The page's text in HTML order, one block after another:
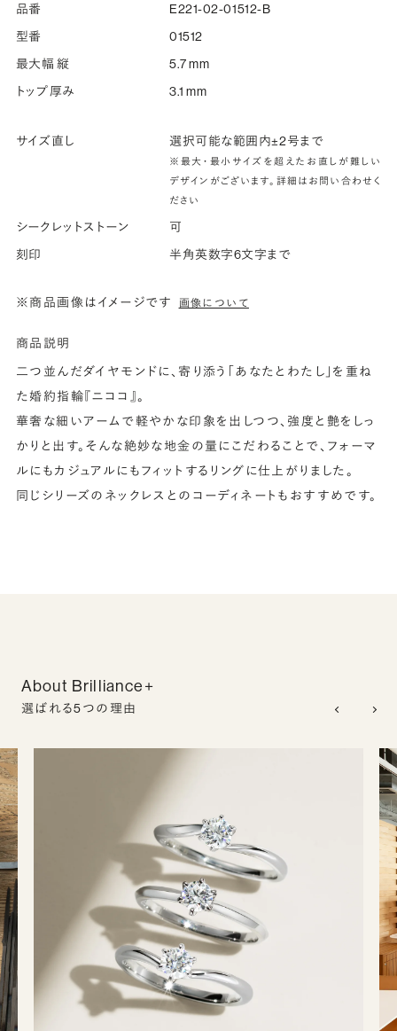
品番
E221-02-01512-B
型番
01512
最大幅 縦
5.7 mm
トップ厚み
3.1 mm
サイズ直し 選択可能な範囲内±2号まで
※最大・最小サイズを超えたお直しが難しい
デザインがございます。詳細はお問い合わせく
ださい
シークレットストーン
可
刻印
半角英数字6文字まで
※商品画像はイメージです 画像について
商品説明
二つ並んだダイヤモンドに、寄り添う「あなたとわたし」を重ね
た婚約指輪『ニココ』。
華奢な細いアームで軽やかな印象を出しつつ、強度と艶をしっ
かりと出す。そんな絶妙な地金の量にこだわることで、フォーマ
ルにもカジュアルにもフィットするリングに仕上がりました。
同じシリーズのネックレスとのコーディネートもおすすめです。
About Brilliance+
選ばれる5つの理由